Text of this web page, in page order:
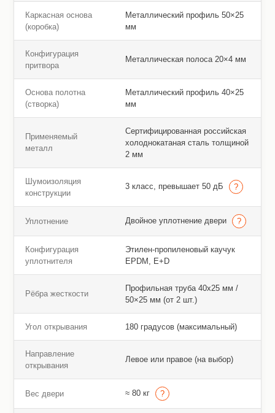
Каркасная основа
(коробка)
Металлический профиль 50×25
мм
Конфигурация
притвора
Металлическая полоса 20×4 мм
Основа полотна
(створка)
Металлический профиль 40×25
мм
Применяемый
металл
Сертифицированная российская
холоднокатаная сталь толщиной
2 мм
Шумоизоляция
конструкции
3 класс, превышает 50 дБ
Уплотнение Двойное уплотнение двери
Конфигурация
уплотнителя
Этилен-пропиленовый каучук
EPDM, E+D
Рёбра жесткости
Профильная труба 40х25 мм /
50×25 мм (от 2 шт.)
Угол открывания 180 градусов (максимальный)
Направление
открывания
Левое или правое (на выбор)
Вес двери ≈ 80 кг